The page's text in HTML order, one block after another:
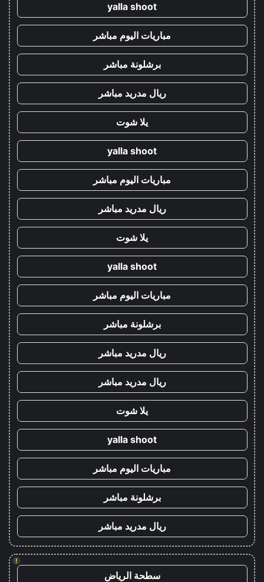
yalla shoot
مباريات اليوم مباشر
برشلونة مباشر
ريال مدريد مباشر
يلا شوت
yalla shoot
مباريات اليوم مباشر
ريال مدريد مباشر
يلا شوت
yalla shoot
مباريات اليوم مباشر
برشلونة مباشر
ريال مدريد مباشر
ريال مدريد مباشر
يلا شوت
yalla shoot
مباريات اليوم مباشر
برشلونة مباشر
ريال مدريد مباشر
!
سطحة الرياض